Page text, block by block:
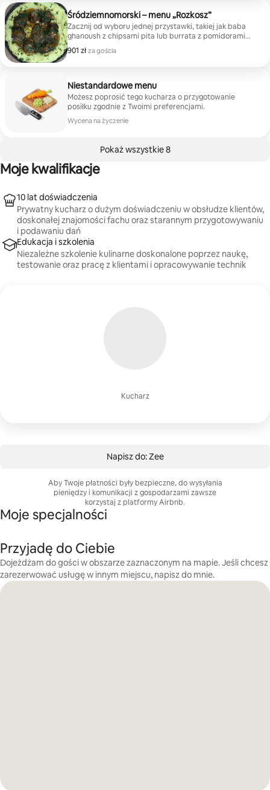
smażone przegrzebki. Na zakończenie delektuj się
pysznym deserem, takim jak kubeczki z tiramisu,
cannoli, sernik z mascarpone w wersji
Każde opakowanie jest przeznaczone dla 2 osób.
Śródziemnomorski – menu „Rozkosz”
Zacznij od wyboru jednej przystawki, takiej jak baba
ghanoush z chipsami pita lub burrata z pomidorami
heirloom. Następnie podaj orzeźwiające pierwsze
danie, takie jak sałatka truskawkowa lub smażona
łososiem. Na zakończenie delektuj się słodkim
przysmakiem, wybierając spośród baklawy
pistacjowej, ciasta z płynną czekoladą, cannoli lub
sernika z mascarpone w wersji dekonstruowanej.
Każde opakowanie jest przeznaczone dla 2 osób.
901 zł za gościa
901 zł za gościa
Niestandardowe menu
Możesz poprosić tego kucharza o przygotowanie
posiłku zgodnie z Twoimi preferencjami.
Wycena na życzenie
Pokaż wszystkie 8
Moje kwalifikacje
Kucharz
10 lat doświadczenia
Prywatny kucharz o dużym doświadczeniu w obsłudze klientów,
doskonałej znajomości fachu oraz starannym przygotowywaniu
i podawaniu dań
Edukacja i szkolenia
Niezależne szkolenie kulinarne doskonalone poprzez naukę,
testowanie oraz pracę z klientami i opracowywanie technik
Napisz do: Zee
Aby Twoje płatności były bezpieczne, do wysyłania
pieniędzy i komunikacji z gospodarzami zawsze
korzystaj z platformy Airbnb.
Moje specjalności
Przyjadę do Ciebie
Dojeżdżam do gości w obszarze zaznaczonym na mapie. Jeśli chcesz
zarezerwować usługę w innym miejscu, napisz do mnie.